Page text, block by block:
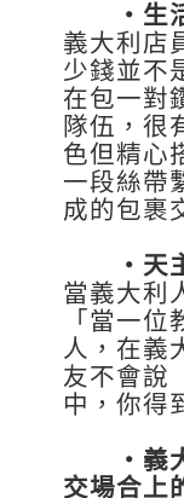
‧生活
義大利店
少錢並不
在包一對
隊伍，很
色但精心
一段絲帶
成的包裹
‧天主
當義大利
「當一
人，在義
友不會說
中，你得
‧義大
交場合上